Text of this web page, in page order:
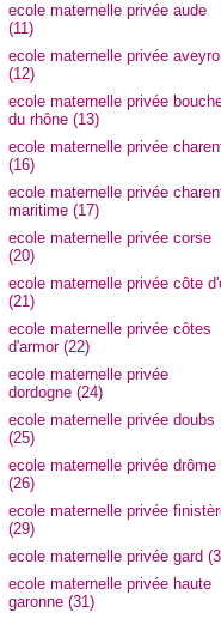
ecole maternelle privée aude
(11)
ecole maternelle privée
(12)
ecole maternelle privée
du rhône (13)
ecole maternelle privée
(16)
ecole maternelle privée
maritime (17)
ecole maternelle privée corse
(20)
ecole maternelle privée côte
(21)
ecole maternelle privée côtes
d'armor (22)
ecole maternelle privée
dordogne (24)
ecole maternelle privée doubs
(25)
ecole maternelle privée drôme
(26)
ecole maternelle privée
(29)
ecole maternelle privée gard
ecole maternelle privée haute
garonne (31)